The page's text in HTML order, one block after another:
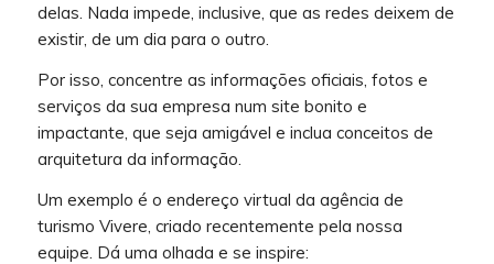
delas. Nada impede, inclusive, que as redes deixem de
existir, de um dia para o outro.
Por isso, concentre as informações oficiais, fotos e
serviços da sua empresa num site bonito e
impactante, que seja amigável e inclua conceitos de
arquitetura da informação.
Um exemplo é o endereço virtual da agência de
turismo Vivere, criado recentemente pela nossa
equipe. Dá uma olhada e se inspire: